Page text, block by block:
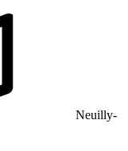
Neuilly-